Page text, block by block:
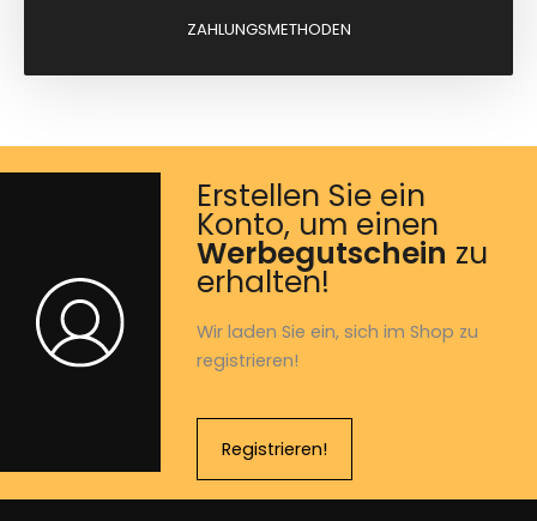
ZAHLUNGSMETHODEN
Erstellen Sie ein
Konto, um einen
Werbegutschein zu
erhalten!
Wir laden Sie ein, sich im Shop zu
registrieren!
Registrieren!